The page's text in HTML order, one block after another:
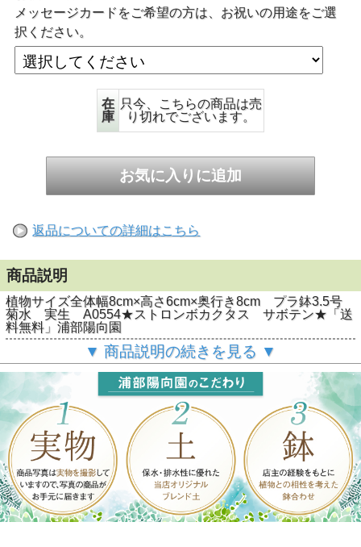
メッセージカードをご希望の方は、お祝いの用途をご選
択ください。
在
庫
只今、こちらの商品は売
り切れでございます。
返品についての詳細はこちら
商品説明
植物サイズ全体幅8cm×高さ6cm×奥行き8cm プラ鉢3.5号
菊水 実生 A0554★ストロンボカクタス サボテン★「送
料無料」浦部陽向園
▼ 商品説明の続きを見る ▼